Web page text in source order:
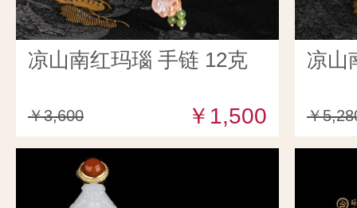
凉山南红玛瑙 手链 12克
￥3,600 ￥1,500
凉山
￥